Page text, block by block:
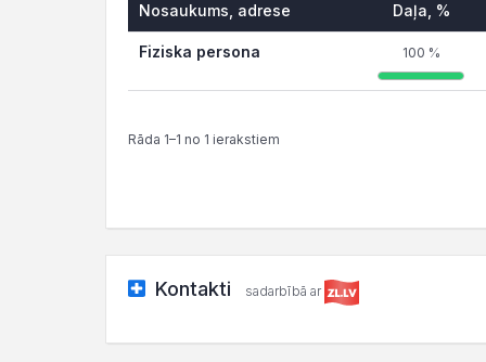
Nosaukums, adrese Daļa, %
Fiziska persona 100 %
Rāda 1–1 no 1 ierakstiem
Kontakti sadarbībā ar